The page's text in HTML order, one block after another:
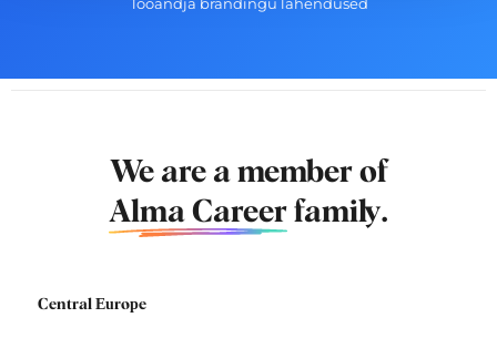
Tööandja brändingu lahendused
We are a member of
Alma Career family.
Central Europe